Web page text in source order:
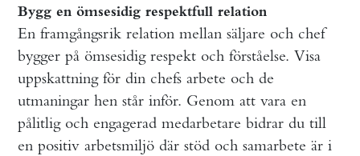
Bygg en ömsesidig respektfull relation
En framgångsrik relation mellan säljare och chef
bygger på ömsesidig respekt och förståelse. Visa
uppskattning för din chefs arbete och de
utmaningar hen står inför. Genom att vara en
pålitlig och engagerad medarbetare bidrar du till
en positiv arbetsmiljö där stöd och samarbete är i